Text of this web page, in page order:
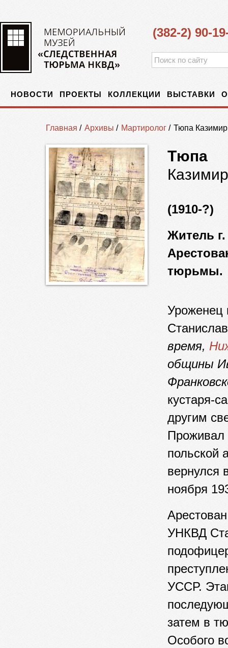
(382-2) 90-
НОВОСТИ ПРОЕКТЫ КОЛЛЕКЦИИ ВЫСТАВКИ
Главная / Архивы / Мартиролог / Тюпа
Тюпа
(1910-?)
Житель
тюрьмы.
Уроженец
время,
общины
кустаря-
другим
Проживал
польской
вернулся
ноября
УНКВД
УССР.
затем в
Особого